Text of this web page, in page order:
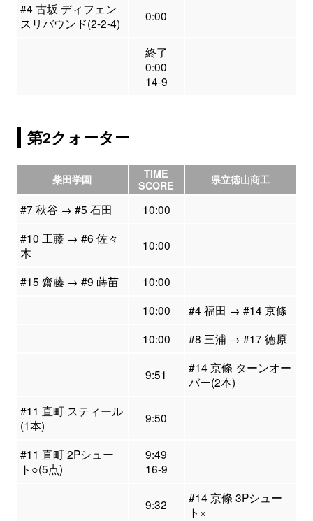
#4 古坂 ディフェン
スリバウンド(2-2-4)
0:00
終了
0:00
14-9
第2クォーター
柴田学園
TIME
SCORE
県立徳山商工
#7 秋谷 → #5 石田
10:00
#10 工藤 → #6 佐々
木
10:00
#15 齋藤 → #9 蒔苗
10:00
10:00
#4 福田 → #14 京條
10:00
#8 三浦 → #17 徳原
9:51
#14 京條 ターンオー
バー(2本)
#11 直町 スティール
(1本)
9:50
#11 直町 2Pシュー
ト○(5点)
9:49
16-9
9:32
#14 京條 3Pシュー
ト×